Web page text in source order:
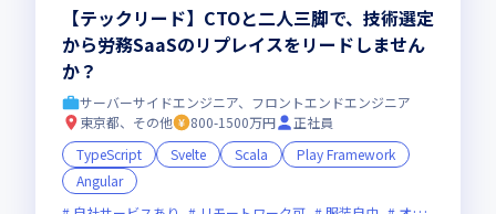
【テックリード】CTOと二人三脚で、技術選定
から労務SaaSのリプレイスをリードしません
か？
サーバーサイドエンジニア、フロントエンドエンジニア
東京都、その他
800-1500万円
正社員
TypeScript
Svelte Scala
Play Framework
Angular